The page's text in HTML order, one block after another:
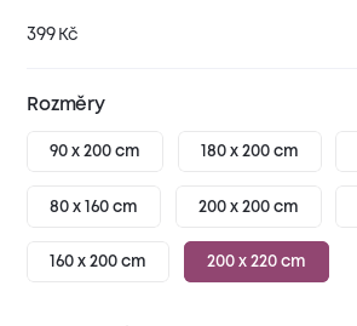
399 Kč
Rozměry
90 x 200 cm 180 x 200 cm
80 x 160 cm 200 x 200 cm
160 x 200 cm 200 x 220 cm